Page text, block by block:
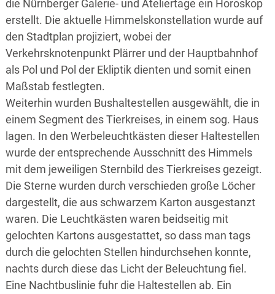
die Nürnberger Galerie- und Ateliertage ein Horoskop
erstellt. Die aktuelle Himmelskonstellation wurde auf
den Stadtplan projiziert, wobei der
Verkehrsknotenpunkt Plärrer und der Hauptbahnhof
als Pol und Pol der Ekliptik dienten und somit einen
Maßstab festlegten.
Weiterhin wurden Bushaltestellen ausgewählt, die in
einem Segment des Tierkreises, in einem sog. Haus
lagen. In den Werbeleuchtkästen dieser Haltestellen
wurde der entsprechende Ausschnitt des Himmels
mit dem jeweiligen Sternbild des Tierkreises gezeigt.
Die Sterne wurden durch verschieden große Löcher
dargestellt, die aus schwarzem Karton ausgestanzt
waren. Die Leuchtkästen waren beidseitig mit
gelochten Kartons ausgestattet, so dass man tags
durch die gelochten Stellen hindurchsehen konnte,
nachts durch diese das Licht der Beleuchtung fiel.
Eine Nachtbuslinie fuhr die Haltestellen ab. Ein